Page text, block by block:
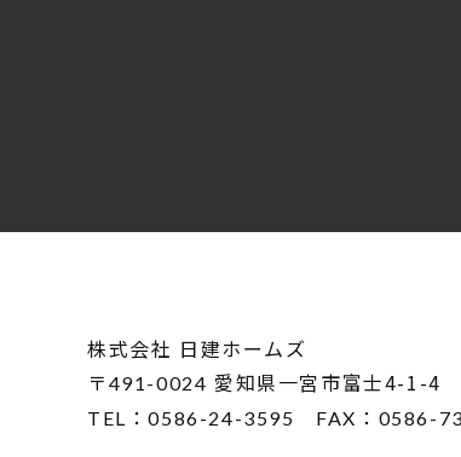
株式会社 日建ホームズ
〒 491-0024 愛知県一宮市富士4-1-4
TEL：0586-24-3595 FAX： 0586-